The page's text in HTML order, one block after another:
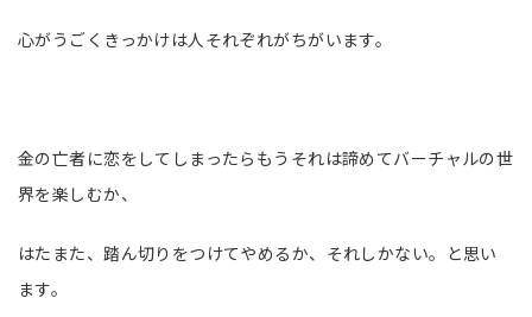
心がうごくきっかけは人それぞれがちがいます。
金の亡者に恋をしてしまったらもうそれは諦めてバーチャルの世
界を楽しむか、
はたまた、踏ん切りをつけてやめるか、それしかない。と思い
ます。